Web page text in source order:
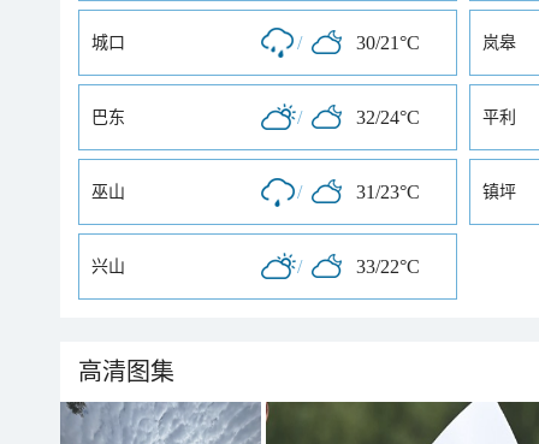
城口 / 30/21°C 岚皋
巴东 / 32/24°C 平利
巫山 / 31/23°C 镇坪
兴山 / 33/22°C
高清图集